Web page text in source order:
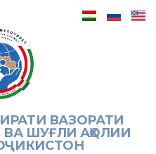
ВАЗОРАТИ
ВА ШУҒЛИ АҲОЛИИ